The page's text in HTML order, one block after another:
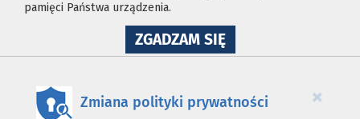
pamięci Państwa urządzenia.
ZGADZAM SIĘNA
WYKORZYSTANIE
×
Zmiana polityki prywatności